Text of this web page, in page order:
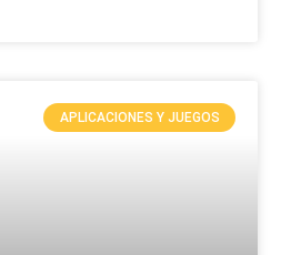
APLICACIONES Y JUEGOS